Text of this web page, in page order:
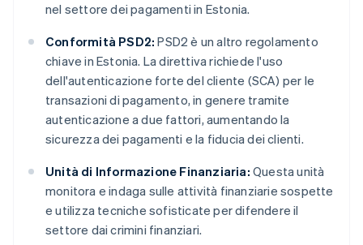
nel settore dei pagamenti in Estonia.
Conformità PSD2: PSD2 è un altro regolamento
chiave in Estonia. La direttiva richiede l'uso
dell'autenticazione forte del cliente (SCA) per le
transazioni di pagamento, in genere tramite
autenticazione a due fattori, aumentando la
sicurezza dei pagamenti e la fiducia dei clienti.
Unità di Informazione Finanziaria: Questa unità
monitora e indaga sulle attività finanziarie sospette
e utilizza tecniche sofisticate per difendere il
settore dai crimini finanziari.